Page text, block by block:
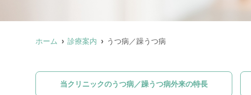
ホーム 診療案内 うつ病／躁うつ病
当クリニックのうつ病／躁うつ病外来の特長